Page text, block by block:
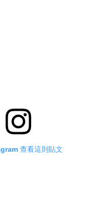
查看這則貼文